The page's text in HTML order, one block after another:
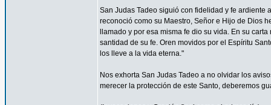
San Judas Tadeo siguió con fidelidad y fe
reconoció como su Maestro, Señor e Hijo de Dios
llamado y por esa misma fe dio su vida. En su
santidad de su fe. Oren movidos por el Espíritu
los lleve a la vida eterna."
Nos exhorta San Judas Tadeo a no olvidar los
merecer la protección de este Santo, deberemos